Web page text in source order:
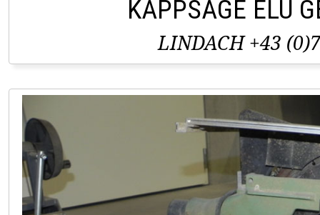
KAPPSÄGE ELU
LINDACH +43